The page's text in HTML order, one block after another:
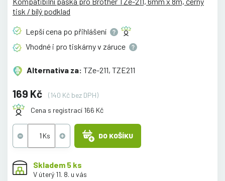
tisk / bílý podklad
Lepší cena po přihlášení
Vhodné i pro tiskárny v záruce
Alternativa za: TZe-211, TZE211
169 Kč
(140 Kč bez DPH)
Cena s registrací 166 Kč
DO KOŠÍKU
Skladem 5 ks
V úterý 11. 8. u vás